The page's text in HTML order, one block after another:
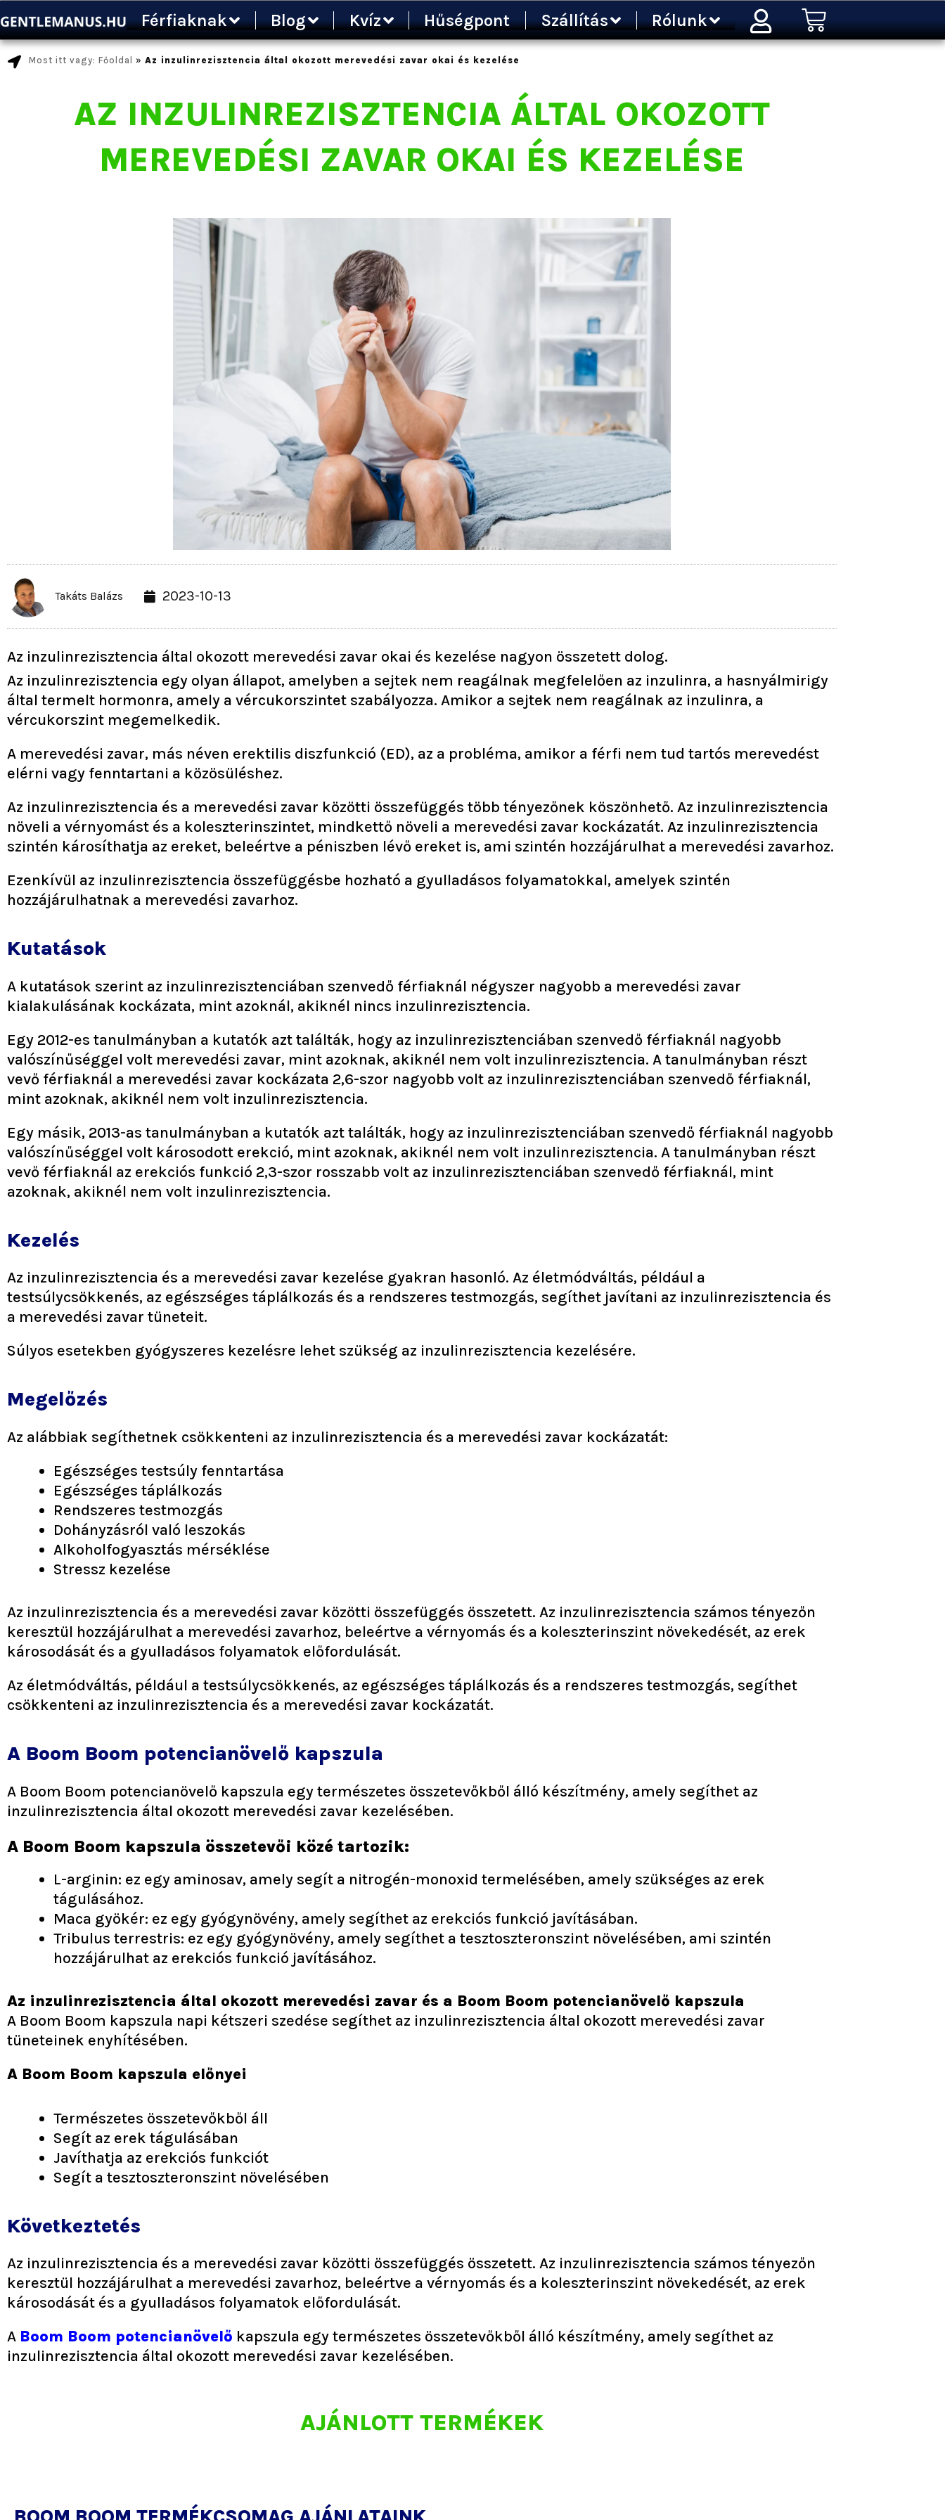
a
tartalomra
Férfiaknak Blog Kvíz Hűségpont Szállítás Rólunk Kosár
Most itt vagy: Főoldal »Az inzulinrezisztencia által okozott merevedési zavar okai és kezelése
AZ INZULINREZISZTENCIA ÁLTAL OKOZOTT
MEREVEDÉSI ZAVAR OKAI ÉS KEZELÉSE
Takáts Balázs 2023-10-13
Az inzulinrezisztencia által okozott merevedési zavar okai és kezelése nagyon összetett dolog.
Az inzulinrezisztencia egy olyan állapot, amelyben a sejtek nem reagálnak megfelelően az inzulinra, a hasnyálmirigy
által termelt hormonra, amely a vércukorszintet szabályozza. Amikor a sejtek nem reagálnak az inzulinra, a
vércukorszint megemelkedik.
A merevedési zavar, más néven erektilis diszfunkció (ED), az a probléma, amikor a férfi nem tud tartós merevedést
elérni vagy fenntartani a közösüléshez.
Az inzulinrezisztencia és a merevedési zavar közötti összefüggés több tényezőnek köszönhető. Az inzulinrezisztencia
növeli a vérnyomást és a koleszterinszintet, mindkettő növeli a merevedési zavar kockázatát. Az inzulinrezisztencia
szintén károsíthatja az ereket, beleértve a péniszben lévő ereket is, ami szintén hozzájárulhat a merevedési zavarhoz.
Ezenkívül az inzulinrezisztencia összefüggésbe hozható a gyulladásos folyamatokkal, amelyek szintén
hozzájárulhatnak a merevedési zavarhoz.
Kutatások
A kutatások szerint az inzulinrezisztenciában szenvedő férfiaknál négyszer nagyobb a merevedési zavar
kialakulásának kockázata, mint azoknál, akiknél nincs inzulinrezisztencia.
Egy 2012-es tanulmányban a kutatók azt találták, hogy az inzulinrezisztenciában szenvedő férfiaknál nagyobb
valószínűséggel volt merevedési zavar, mint azoknak, akiknél nem volt inzulinrezisztencia. A tanulmányban részt
vevő férfiaknál a merevedési zavar kockázata 2,6-szor nagyobb volt az inzulinrezisztenciában szenvedő férfiaknál,
mint azoknak, akiknél nem volt inzulinrezisztencia.
Egy másik, 2013-as tanulmányban a kutatók azt találták, hogy az inzulinrezisztenciában szenvedő férfiaknál nagyobb
valószínűséggel volt károsodott erekció, mint azoknak, akiknél nem volt inzulinrezisztencia. A tanulmányban részt
vevő férfiaknál az erekciós funkció 2,3-szor rosszabb volt az inzulinrezisztenciában szenvedő férfiaknál, mint
azoknak, akiknél nem volt inzulinrezisztencia.
Kezelés
Az inzulinrezisztencia és a merevedési zavar kezelése gyakran hasonló. Az életmódváltás, például a
testsúlycsökkenés, az egészséges táplálkozás és a rendszeres testmozgás, segíthet javítani az inzulinrezisztencia és
a merevedési zavar tüneteit.
Súlyos esetekben gyógyszeres kezelésre lehet szükség az inzulinrezisztencia kezelésére.
Megelőzés
Az alábbiak segíthetnek csökkenteni az inzulinrezisztencia és a merevedési zavar kockázatát:
Egészséges testsúly fenntartása
Egészséges táplálkozás
Rendszeres testmozgás
Dohányzásról való leszokás
Alkoholfogyasztás mérséklése
Stressz kezelése
Az inzulinrezisztencia és a merevedési zavar közötti összefüggés összetett. Az inzulinrezisztencia számos tényezőn
keresztül hozzájárulhat a merevedési zavarhoz, beleértve a vérnyomás és a koleszterinszint növekedését, az erek
károsodását és a gyulladásos folyamatok előfordulását.
Az életmódváltás, például a testsúlycsökkenés, az egészséges táplálkozás és a rendszeres testmozgás, segíthet
csökkenteni az inzulinrezisztencia és a merevedési zavar kockázatát.
A Boom Boom potencianövelő kapszula
A Boom Boom potencianövelő kapszula egy természetes összetevőkből álló készítmény, amely segíthet az
inzulinrezisztencia által okozott merevedési zavar kezelésében.
A Boom Boom kapszula összetevői közé tartozik:
L-arginin: ez egy aminosav, amely segít a nitrogén-monoxid termelésében, amely szükséges az erek
tágulásához.
Maca gyökér: ez egy gyógynövény, amely segíthet az erekciós funkció javításában.
Tribulus terrestris: ez egy gyógynövény, amely segíthet a tesztoszteronszint növelésében, ami szintén
hozzájárulhat az erekciós funkció javításához.
Az inzulinrezisztencia által okozott merevedési zavar és a Boom Boom potencianövelő kapszula
A Boom Boom kapszula napi kétszeri szedése segíthet az inzulinrezisztencia által okozott merevedési zavar
tüneteinek enyhítésében.
A Boom Boom kapszula előnyei
Természetes összetevőkből áll
Segít az erek tágulásában
Javíthatja az erekciós funkciót
Segít a tesztoszteronszint növelésében
Következtetés
Az inzulinrezisztencia és a merevedési zavar közötti összefüggés összetett. Az inzulinrezisztencia számos tényezőn
keresztül hozzájárulhat a merevedési zavarhoz, beleértve a vérnyomás és a koleszterinszint növekedését, az erek
károsodását és a gyulladásos folyamatok előfordulását.
A Boom Boom potencianövelő kapszula egy természetes összetevőkből álló készítmény, amely segíthet az
inzulinrezisztencia által okozott merevedési zavar kezelésében.
AJÁNLOTT TERMÉKEK